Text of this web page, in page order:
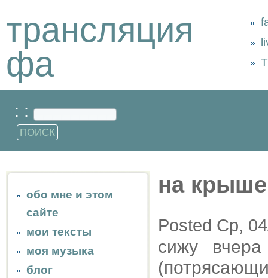
трансляция
фа
: :
обо мне и этом
сайте
мои тексты
моя музыка
блог
на крыше
Posted Ср,
сижу